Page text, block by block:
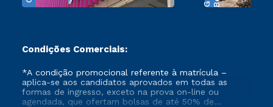
Condições Comerciais:
*A condição promocional referente à matrícula –
aplica-se aos candidatos aprovados em todas as
formas de ingresso, exceto na prova on-line ou
agendada, que ofertam bolsas de até 50% de